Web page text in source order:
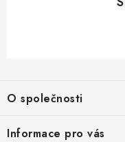
p
a
O společnosti
O nás
Informace pro vás